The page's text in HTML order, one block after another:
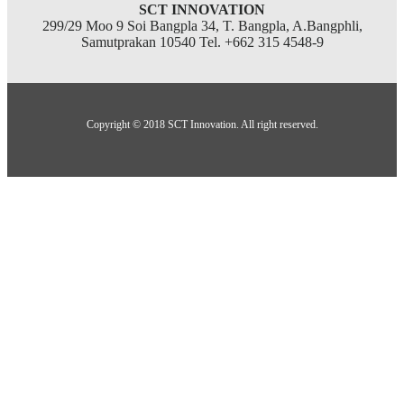
SCT INNOVATION
299/29 Moo 9 Soi Bangpla 34, T. Bangpla, A.Bangphli,
Samutprakan 10540 Tel. +662 315 4548-9
Copyright © 2018 SCT Innovation. All right reserved.